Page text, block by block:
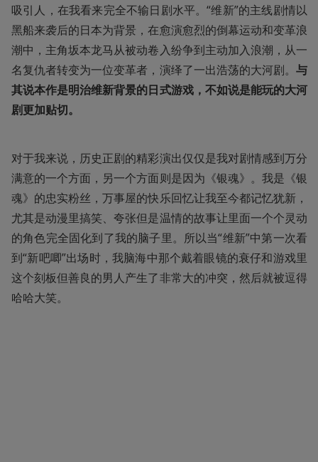
吸引人，在我看来完全不输日剧水平。“维新”的主线剧情以
黑船来袭后的日本为背景，在愈演愈烈的倒幕运动和变革浪
潮中，主角坂本龙马从被动卷入纷争到主动加入浪潮，从一
名复仇者转变为一位变革者，演绎了一出浩荡的大河剧。 与
其说本作是明治维新背景的日式游戏，不如说是能玩的大河
剧更加贴切。
对于我来说，历史正剧的精彩演出仅仅是我对剧情感到万分
满意的一个方面，另一个方面则是因为《银魂》。我是《银
魂》的忠实粉丝，万事屋的快乐回忆让我至今都记忆犹新，
尤其是动漫里搞笑、夸张但是温情的故事让里面一个个灵动
的角色完全固化到了我的脑子里。所以当“维新”中第一次看
到“新吧唧”出场时，我脑海中那个戴着眼镜的衰仔和游戏里
这个刻板但善良的男人产生了非常大的冲突，然后就被逗得
哈哈大笑。